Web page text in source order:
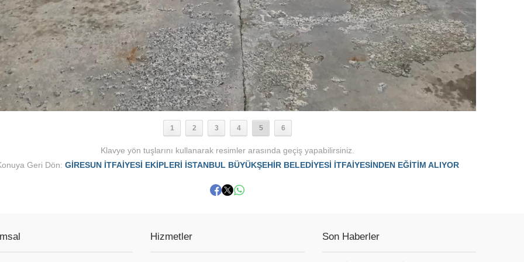
1 2 3 4 5 6
Klavye yön tuşlarını kullanarak resimler arasında geçiş yapabilirsiniz.
Geri Dön: GİRESUN İTFAİYESİ EKİPLERİ İSTANBUL BÜYÜKŞEHİR BELEDİYESİ İTFAİYESİNDEN EĞİTİM ALIYOR
Hizmetler Son Haberler